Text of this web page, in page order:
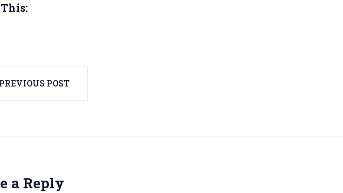
PREVIOUS POST
a Reply